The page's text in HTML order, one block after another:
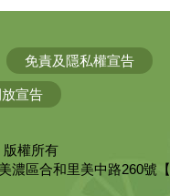
免責及隱私權宣告
宣告
版權所有
濃區合和里美中路260號【